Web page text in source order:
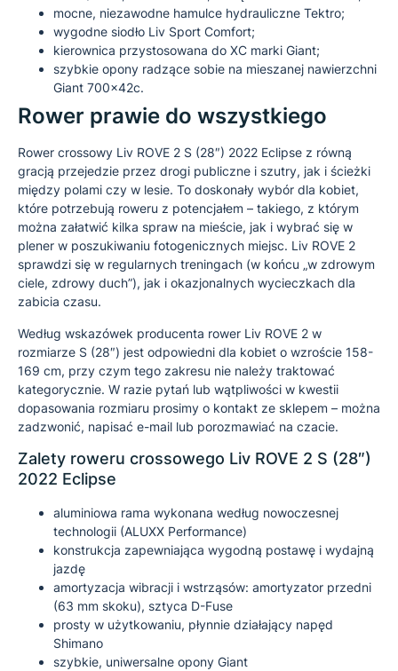
mocne, niezawodne hamulce hydrauliczne Tektro;
wygodne siodło Liv Sport Comfort;
kierownica przystosowana do XC marki Giant;
szybkie opony radzące sobie na mieszanej nawierzchni
Giant 700x42c.
Rower prawie do wszystkiego
Rower crossowy Liv ROVE 2 S (28″) 2022 Eclipse z równą
gracją przejedzie przez drogi publiczne i szutry, jak i ścieżki
między polami czy w lesie. To doskonały wybór dla kobiet,
które potrzebują roweru z potencjałem – takiego, z którym
można załatwić kilka spraw na mieście, jak i wybrać się w
plener w poszukiwaniu fotogenicznych miejsc. Liv ROVE 2
sprawdzi się w regularnych treningach (w końcu „w zdrowym
ciele, zdrowy duch”), jak i okazjonalnych wycieczkach dla
zabicia czasu.
Według wskazówek producenta rower Liv ROVE 2 w
rozmiarze S (28″) jest odpowiedni dla kobiet o wzroście 158-
169 cm, przy czym tego zakresu nie należy traktować
kategorycznie. W razie pytań lub wątpliwości w kwestii
dopasowania rozmiaru prosimy o kontakt ze sklepem – można
zadzwonić, napisać e-mail lub porozmawiać na czacie.
Zalety roweru crossowego Liv ROVE 2 S (28″)
2022 Eclipse
aluminiowa rama wykonana według nowoczesnej
technologii (ALUXX Performance)
konstrukcja zapewniająca wygodną postawę i wydajną
jazdę
amortyzacja wibracji i wstrząsów: amortyzator przedni
(63 mm skoku), sztyca D-Fuse
prosty w użytkowaniu, płynnie działający napęd
Shimano
szybkie, uniwersalne opony Giant